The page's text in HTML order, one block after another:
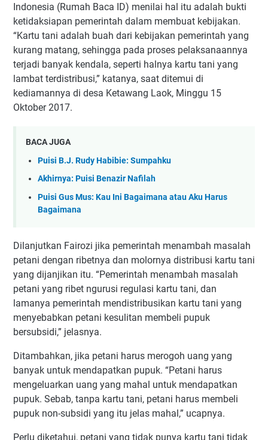
Indonesia (Rumah Baca ID) menilai hal itu adalah bukti
ketidaksiapan pemerintah dalam membuat kebijakan.
“Kartu tani adalah buah dari kebijakan pemerintah yang
kurang matang, sehingga pada proses pelaksanaannya
terjadi banyak kendala, seperti halnya kartu tani yang
lambat terdistribusi,” katanya, saat ditemui di
kediamannya di desa Ketawang Laok, Minggu 15
Oktober 2017.
BACA JUGA
Puisi B.J. Rudy Habibie: Sumpahku
Akhirnya: Puisi Benazir Nafilah
Puisi Gus Mus: Kau Ini Bagaimana atau Aku Harus
Bagaimana
Dilanjutkan Fairozi jika pemerintah menambah masalah
petani dengan ribetnya dan molornya distribusi kartu tani
yang dijanjikan itu. “Pemerintah menambah masalah
petani yang ribet ngurusi regulasi kartu tani, dan
lamanya pemerintah mendistribusikan kartu tani yang
menyebabkan petani kesulitan membeli pupuk
bersubsidi,” jelasnya.
Ditambahkan, jika petani harus merogoh uang yang
banyak untuk mendapatkan pupuk. “Petani harus
mengeluarkan uang yang mahal untuk mendapatkan
pupuk. Sebab, tanpa kartu tani, petani harus membeli
pupuk non-subsidi yang itu jelas mahal,” ucapnya.
Perlu diketahui, petani yang tidak punya kartu tani tidak